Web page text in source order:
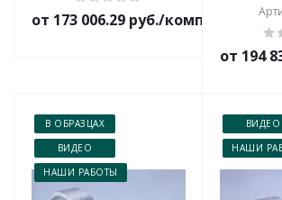
от 173 006.29 руб./комплект
от 194
В ОБРАЗЦАХ
ВИДЕО
НАШИ РАБОТЫ
ВИДЕО
НАШИ